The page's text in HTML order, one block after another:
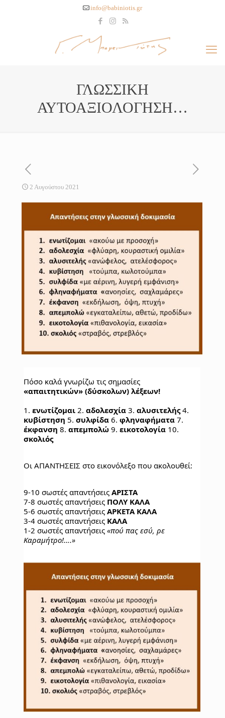
info@babiniotis.gr
ΓΛΩΣΣΙΚΗ
ΑΥΤΟΑΞΙΟΛΟΓΗΣΗ…
2 Αυγούστου 2021
Πόσο καλά γνωρίζω τις σημασίες
«απαιτητικών» (δύσκολων) λέξεων!
1. ενωτίζομαι 2. αδολεσχία 3. αλυσιτελής
κυβίστηση 5. συλφίδα 6. φληναφήματα
έκφανση 8. απεμπολώ 9. εικοτολογία
σκολιός
Οι ΑΠΑΝΤΗΣΕΙΣ στο εικονόλεξο που ακολουθεί:
9-10 σωστές απαντήσεις ΑΡΙΣΤΑ
7-8 σωστές απαντήσεις ΠΟΛΥ ΚΑΛΑ
5-6 σωστές απαντήσεις ΑΡΚΕΤΑ ΚΑΛΑ
3-4 σωστές απαντήσεις ΚΑΛΑ
1-2 σωστές απαντήσεις «πού πας εσύ, ρε
Καραμήτρο!….»